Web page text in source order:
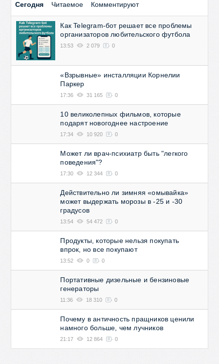
Сегодня Читаемое Комментируют
Как Telegram-бот решает все проблемы
организаторов любительского футбола
13:53 2 079 0
«Взрывные» инсталляции Корнелии
Паркер
17:36 31 165 0
10 великолепных фильмов, которые
подарят новогоднее настроение
17:34 10 920 0
Может ли врач-психиатр быть "легкого
поведения"?
17:30 12 344 0
Действительно ли зимняя «омывайка»
может выдержать морозы в -25 и -30
градусов
13:54 54 472 0
Продукты, которые нельзя покупать
впрок, но все покупают
13:52 0 0
Портативные дизельные и бензиновые
генераторы
11:36 18 310 0
Почему в античность пращников ценили
намного больше, чем лучников
21:17 12 864 0